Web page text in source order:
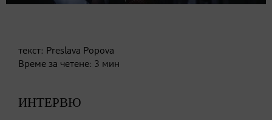
текст: Preslava Popova
Време за четене: 3 мин
ИНТЕРВЮ